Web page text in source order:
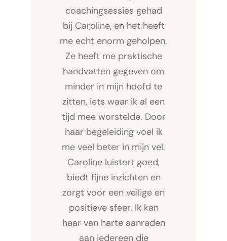
coachingsessies gehad
bij Caroline, en het heeft
me echt enorm geholpen.
Ze heeft me praktische
handvatten gegeven om
minder in mijn hoofd te
zitten, iets waar ik al een
tijd mee worstelde. Door
haar begeleiding voel ik
me veel beter in mijn vel.
Caroline luistert goed,
biedt fijne inzichten en
zorgt voor een veilige en
positieve sfeer. Ik kan
haar van harte aanraden
aan iedereen die